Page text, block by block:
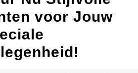
voor Jouw